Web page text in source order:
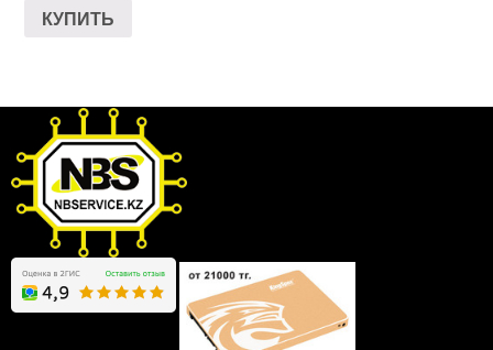
КУПИТЬ